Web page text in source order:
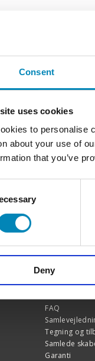
Consent
uses cookies
to personalise
about your use of
that you’ve
Deny
HJÆLP &
FAQ
Tegning og
Samlede
Garanti